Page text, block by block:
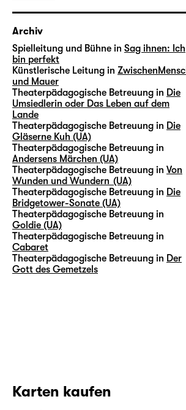
Archiv
Spielleitung und Bühne in Sag ihnen: Ich
bin perfekt
Künstlerische Leitung in
und Mauer
Theaterpädagogische Betreuung in Die
Umsiedlerin oder Das Leben auf dem
Lande
Theaterpädagogische Betreuung in Die
Gläserne Kuh (UA)
Theaterpädagogische Betreuung in
Andersens Märchen (UA)
Theaterpädagogische Betreuung in Von
Wunden und Wundern (UA)
Theaterpädagogische Betreuung in Die
Bridgetower-Sonate (UA)
Theaterpädagogische Betreuung in
Goldie (UA)
Theaterpädagogische Betreuung in
Cabaret
Theaterpädagogische Betreuung in Der
Gott des Gemetzels
Karten kaufen